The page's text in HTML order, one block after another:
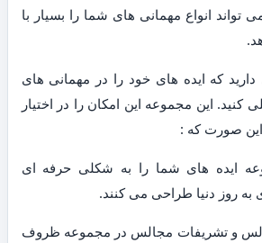
انواع مهمانی های شما را بسیار با
که ایده های خود را در مهمانی های
این مجموعه این امکان را در اختیار
صورت که :
ایده های شما را به شکلی حرفه ای
به روز دنیا طراحی می کنند.
و تشریفات مجالس در مجموعه ظروف